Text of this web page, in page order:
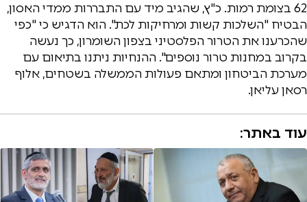
62 בצומת רמות. כ"ץ, שהגיב מיד עם התבררות ממדי האסון,
הבטיח "השלכות קשות ומרחיקות לכת". הוא הדגיש כי "כפי
שהכרענו את הטרור הפלסטיני בצפון השומרון, כך נעשה
בקרוב במחנות טרור נוספים". ההנחיות ניתנו בתיאום עם
מערכת הביטחון ומתאם פעולות הממשלה בשטחים, אלוף
רסאן עליאן.
עוד באתר: